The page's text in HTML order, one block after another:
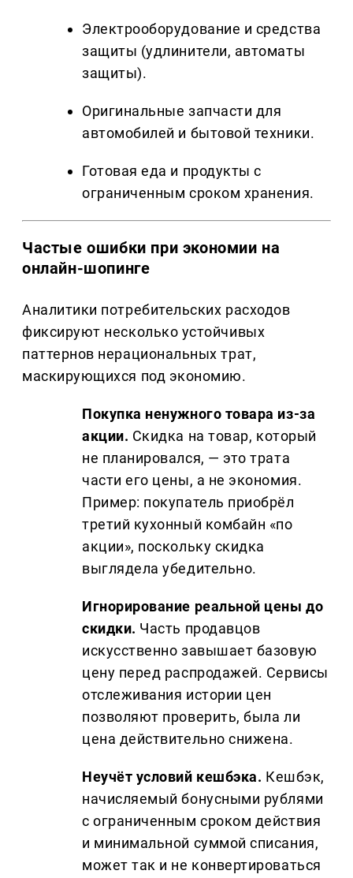
Электрооборудование и средства
защиты (удлинители, автоматы
защиты).
Оригинальные запчасти для
автомобилей и бытовой техники.
Готовая еда и продукты с
ограниченным сроком хранения.
Частые ошибки при экономии на
онлайн-шопинге
Аналитики потребительских расходов
фиксируют несколько устойчивых
паттернов нерациональных трат,
маскирующихся под экономию.
Покупка ненужного товара из-за
акции. Скидка на товар, который
не планировался, — это трата
части его цены, а не экономия.
Пример: покупатель приобрёл
третий кухонный комбайн «по
акции», поскольку скидка
выглядела убедительно.
Игнорирование реальной цены до
скидки. Часть продавцов
искусственно завышает базовую
цену перед распродажей. Сервисы
отслеживания истории цен
позволяют проверить, была ли
цена действительно снижена.
Неучёт условий кешбэка. Кешбэк,
начисляемый бонусными рублями
с ограниченным сроком действия
и минимальной суммой списания,
может так и не конвертироваться